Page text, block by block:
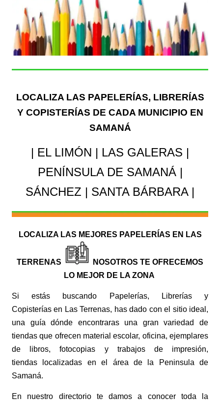
LOCALIZA LAS PAPELERÍAS, LIBRERÍAS
Y COPISTERÍAS DE CADA MUNICIPIO EN
SAMANÁ
| EL LIMÓN | LAS GALERAS |
PENÍNSULA DE SAMANÁ |
SÁNCHEZ | SANTA BÁRBARA |
LOCALIZA LAS MEJORES PAPELERÍAS EN LAS
TERRENAS
NOSOTROS TE OFRECEMOS
LO MEJOR DE LA ZONA
Si estás buscando
Papelerías, Librerías y
Copisterías en Las Terrenas, has dado con el sitio ideal,
una guíadónde encontraras una gran variedad de
tiendas que ofrecen material escolar, oficina, ejemplares
de libros, fotocopias y trabajos de impresión,
tiendas
localizadas en el área de la Peninsula de
Samaná.
En nuestro directorio te damos a conocer toda la